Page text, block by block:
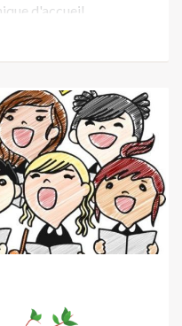
d'accueil.
Mars, du lundi au